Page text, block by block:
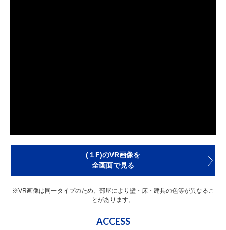
(１F)のVR画像を
全画面で見る
※VR画像は同一タイプのため、部屋により壁・床・建具の色等が異なるこ
とがあります。
ACCESS